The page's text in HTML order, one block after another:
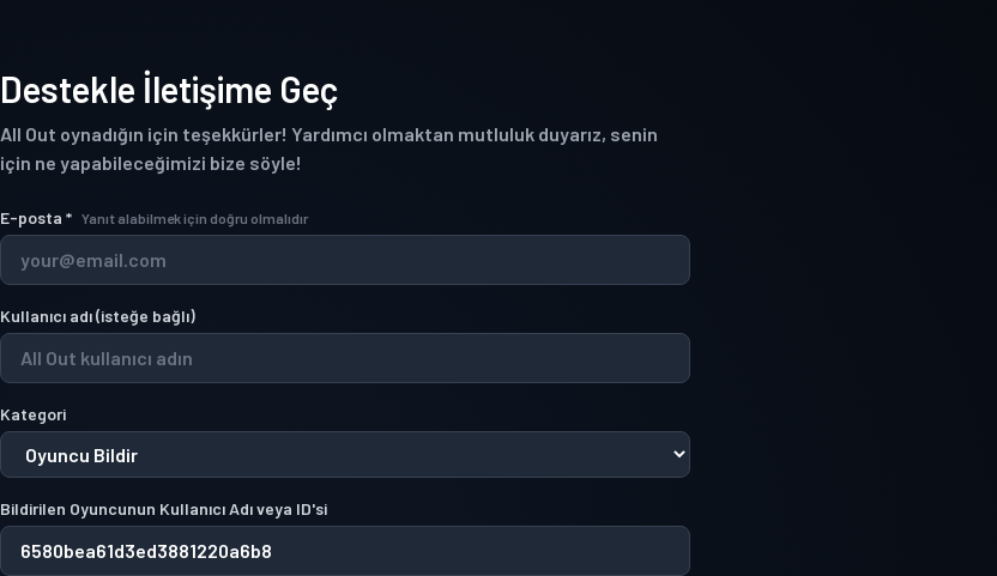
Destekle İletişime Geç
All Out oynadığın için teşekkürler! Yardımcı olmaktan mutluluk duyarız, senin
için ne yapabileceğimizi bize söyle!
E-posta * Yanıt alabilmek için doğru olmalıdır
Kullanıcı adı(isteğe bağlı)
Kategori
Bildirilen Oyuncunun Kullanıcı Adı veya ID'si